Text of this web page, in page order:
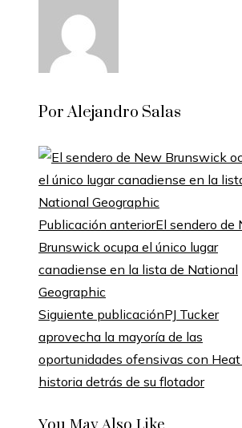
Por Alejandro Salas
Publicación anteriorEl sendero de
Brunswick ocupa el único lugar
canadiense en la lista de National
Geographic
Siguiente publicaciónPJ Tucker
aprovecha la mayoría de las
oportunidades ofensivas con
historia detrás de su flotador
You May Also Like